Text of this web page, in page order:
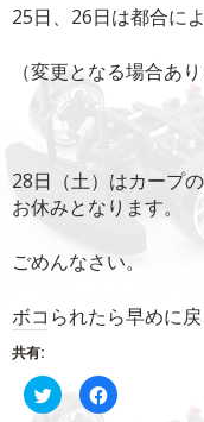
25日、26日は都合に
（変更となる場合あり
28日（土）はカープ
お休みとなります。
ごめんなさい。
ボコられたら早めに戻
共有:
ク
リ
Facebook
で